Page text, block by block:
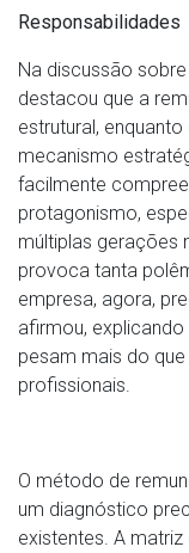
Responsabilidades
Na discussão
destacou que a
estrutural,
mecanismo
facilmente
protagonismo,
múltiplas gerações
provoca tanta
empresa, agora,
afirmou,
pesam mais do
profissionais.
O método de
um diagnóstico
existentes. A